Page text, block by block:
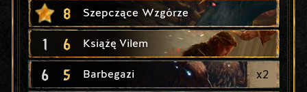
8 Szepczące Wzgórze
1 6 Książę Vilem
6 5 Barbegazi x2